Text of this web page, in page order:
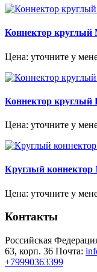
Коннектор круглый
Цена: уточните у
Коннектор круглый
Цена: уточните у
Круглый коннектор
Цена: уточните у
Контакты
Российская
63, корп. 36 Почта:
+79990363399